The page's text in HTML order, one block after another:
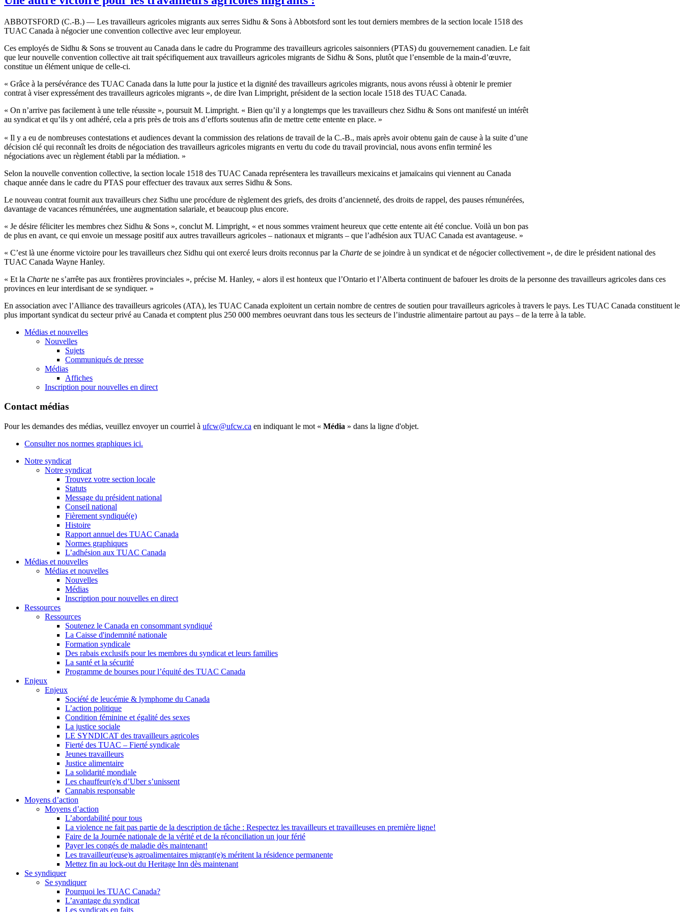
ABBOTSFORD (C.-B.) — Les travailleurs agricoles migrants aux serres Sidhu & Sons à Abbotsford sont les tout derniers membres de la section locale 1518 des
TUAC Canada à négocier une convention collective avec leur employeur.
Ces employés de Sidhu & Sons se trouvent au Canada dans le cadre du Programme des travailleurs agricoles saisonniers (PTAS) du gouvernement canadien. Le fait
que leur nouvelle convention collective ait trait spécifiquement aux travailleurs agricoles migrants de Sidhu & Sons, plutôt que l’ensemble de la main-d’œuvre,
constitue un élément unique de celle-ci.
« Grâce à la persévérance des TUAC Canada dans la lutte pour la justice et la dignité des travailleurs agricoles migrants, nous avons réussi à obtenir le premier
contrat à viser expressément des travailleurs agricoles migrants », de dire Ivan Limpright, président de la section locale 1518 des TUAC Canada.
« On n’arrive pas facilement à une telle réussite », poursuit M. Limpright. « Bien qu’il y a longtemps que les travailleurs chez Sidhu & Sons ont manifesté un intérêt
au syndicat et qu’ils y ont adhéré, cela a pris près de trois ans d’efforts soutenus afin de mettre cette entente en place. »
« Il y a eu de nombreuses contestations et audiences devant la commission des relations de travail de la C.-B., mais après avoir obtenu gain de cause à la suite d’une
décision clé qui reconnaît les droits de négociation des travailleurs agricoles migrants en vertu du code du travail provincial, nous avons enfin terminé les
négociations avec un règlement établi par la médiation. »
Selon la nouvelle convention collective, la section locale 1518 des TUAC Canada représentera les travailleurs mexicains et jamaïcains qui viennent au Canada
chaque année dans le cadre du PTAS pour effectuer des travaux aux serres Sidhu & Sons.
Le nouveau contrat fournit aux travailleurs chez Sidhu une procédure de règlement des griefs, des droits d’ancienneté, des droits de rappel, des pauses rémunérées,
davantage de vacances rémunérées, une augmentation salariale, et beaucoup plus encore.
« Je désire féliciter les membres chez Sidhu & Sons », conclut M. Limpright, « et nous sommes vraiment heureux que cette entente ait été conclue. Voilà un bon pas
de plus en avant, ce qui envoie un message positif aux autres travailleurs agricoles – nationaux et migrants – que l’adhésion aux TUAC Canada est avantageuse. »
« C’est là une énorme victoire pour les travailleurs chez Sidhu qui ont exercé leurs droits reconnus par la Charte de se joindre à un syndicat et de négocier collectivement », de dire le président national des
TUAC Canada Wayne Hanley.
« Et la Charte ne s’arrête pas aux frontières provinciales », précise M. Hanley, « alors il est honteux que l’Ontario et l’Alberta continuent de bafouer les droits de la personne des travailleurs agricoles dans ces
provinces en leur interdisant de se syndiquer. »
En association avec l’Alliance des travailleurs agricoles (ATA), les TUAC Canada exploitent un certain nombre de centres de soutien pour travailleurs agricoles à travers le pays. Les TUAC Canada constituent le
plus important syndicat du secteur privé au Canada et comptent plus 250 000 membres oeuvrant dans tous les secteurs de l’industrie alimentaire partout au pays – de la terre à la table.
Médias et nouvelles
Nouvelles
Sujets
Communiqués de presse
Médias
Affiches
Inscription pour nouvelles en direct
Contact médias
Pour les demandes des médias, veuillez envoyer un courriel à ufcw@ufcw.ca en indiquant le mot « Média » dans la ligne d'objet.
Consulter nos normes graphiques ici.
Notre syndicat
Notre syndicat
Trouvez votre section locale
Statuts
Message du président national
Conseil national
Fièrement syndiqué(e)
Histoire
Rapport annuel des TUAC Canada
Normes graphiques
L’adhésion aux TUAC Canada
Médias et nouvelles
Médias et nouvelles
Nouvelles
Médias
Inscription pour nouvelles en direct
Ressources
Ressources
Soutenez le Canada en consommant syndiqué
La Caisse d'indemnité nationale
Formation syndicale
Des rabais exclusifs pour les membres du syndicat et leurs families
La santé et la sécurité
Programme de bourses pour l’équité des TUAC Canada
Enjeux
Enjeux
Société de leucémie & lymphome du Canada
L’action politique
Condition féminine et égalité des sexes
La justice sociale
LE SYNDICAT des travailleurs agricoles
Fierté des TUAC – Fierté syndicale
Jeunes travailleurs
Justice alimentaire
La solidarité mondiale
Les chauffeur(e)s d’Uber s’unissent
Cannabis responsable
Moyens d’action
Moyens d’action
L’abordabilité pour tous
La violence ne fait pas partie de la description de tâche : Respectez les travailleurs et travailleuses en première ligne!
Faire de la Journée nationale de la vérité et de la réconciliation un jour férié
Payer les congés de maladie dès maintenant!
Les travailleur(euse)s agroalimentaires migrant(e)s méritent la résidence permanente
Mettez fin au lock-out du Heritage Inn dès maintenant
Se syndiquer
Se syndiquer
Pourquoi les TUAC Canada?
L’avantage du syndicat
Les syndicats en faits